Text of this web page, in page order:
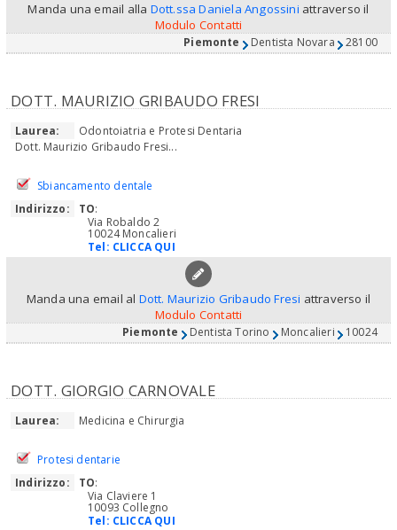
Manda una email alla Dott.ssa Daniela Angossini attraverso il
Modulo Contatti
Piemonte Dentista Novara 28100
DOTT. MAURIZIO GRIBAUDO FRESI
Laurea:
Odontoiatria e Protesi Dentaria
Dott. Maurizio Gribaudo Fresi...
Sbiancamento dentale
Indirizzo:
TO:
Via Robaldo 2
10024 Moncalieri
Tel: CLICCA QUI
Manda una email al Dott. Maurizio Gribaudo Fresi attraverso il
Modulo Contatti
Piemonte Dentista Torino Moncalieri 10024
DOTT. GIORGIO CARNOVALE
Laurea: Medicina e Chirurgia
Protesi dentarie
Indirizzo:
TO:
Via Claviere 1
10093 Collegno
Tel: CLICCA QUI